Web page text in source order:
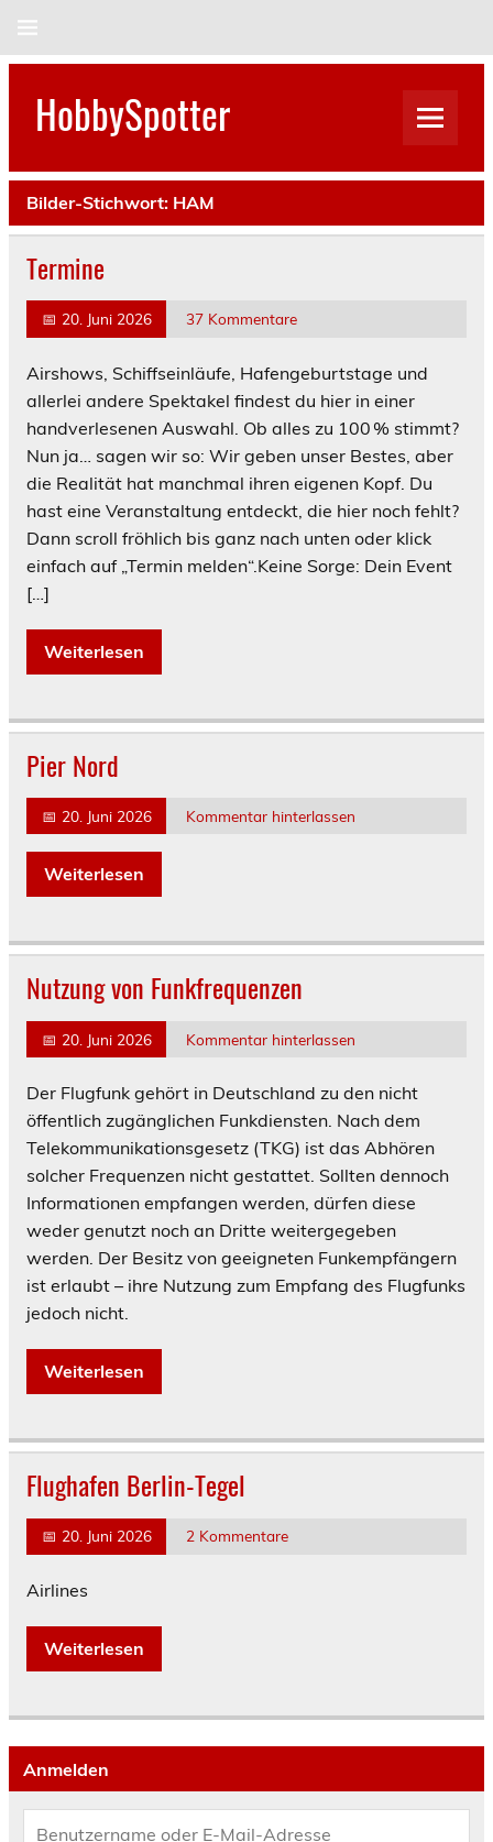
HobbySpotter
Bilder-Stichwort: HAM
Termine
📅 20. Juni 2026 37 Kommentare
Airshows, Schiffseinläufe, Hafengeburtstage und
allerlei andere Spektakel findest du hier in einer
handverlesenen Auswahl. Ob alles zu 100 % stimmt?
Nun ja… sagen wir so: Wir geben unser Bestes, aber
die Realität hat manchmal ihren eigenen Kopf. Du
hast eine Veranstaltung entdeckt, die hier noch fehlt?
Dann scroll fröhlich bis ganz nach unten oder klick
einfach auf „Termin melden“.Keine Sorge: Dein Event
[…]
Weiterlesen
Pier Nord
📅 20. Juni 2026 Kommentar hinterlassen
Weiterlesen
Nutzung von Funkfrequenzen
📅 20. Juni 2026 Kommentar hinterlassen
Der Flugfunk gehört in Deutschland zu den nicht
öffentlich zugänglichen Funkdiensten. Nach dem
Telekommunikationsgesetz (TKG) ist das Abhören
solcher Frequenzen nicht gestattet. Sollten dennoch
Informationen empfangen werden, dürfen diese
weder genutzt noch an Dritte weitergegeben
werden. Der Besitz von geeigneten Funkempfängern
ist erlaubt – ihre Nutzung zum Empfang des Flugfunks
jedoch nicht.
Weiterlesen
Flughafen Berlin-Tegel
📅 20. Juni 2026 2 Kommentare
Airlines
Weiterlesen
Anmelden